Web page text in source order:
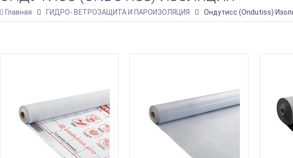
Главная ГИДРО- ВЕТРОЗАЩИТА И ПАРОИЗОЛЯЦИЯ Ондутисс (Ondutiss)